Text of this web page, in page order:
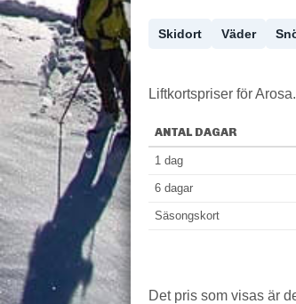
Skidort Väder
Liftkortspriser för Arosa.
ANTAL DAGAR
1 dag
6 dagar
Säsongskort
Det pris som visas är